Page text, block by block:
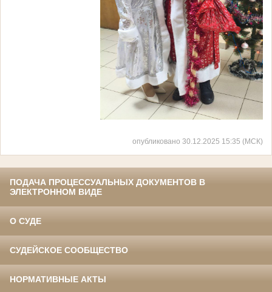
опубликовано 30.12.2025 15:35 (МСК)
ПОДАЧА ПРОЦЕССУАЛЬНЫХ ДОКУМЕНТОВ В
ЭЛЕКТРОННОМ ВИДЕ
О СУДЕ
СУДЕЙСКОЕ СООБЩЕСТВО
НОРМАТИВНЫЕ АКТЫ